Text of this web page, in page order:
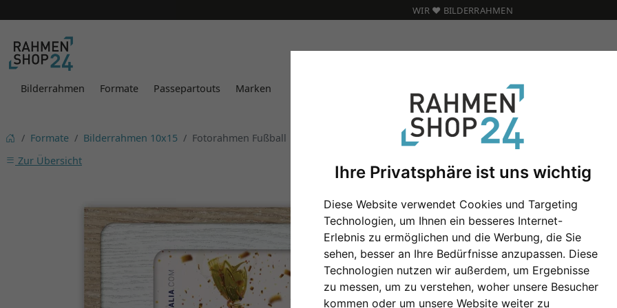
Ihre Privatsphäre ist uns wichtig
Diese Website verwendet Cookies und Targeting
Technologien, um Ihnen ein besseres Internet-
Erlebnis zu ermöglichen und die Werbung, die Sie
sehen, besser an Ihre Bedürfnisse anzupassen. Diese
Technologien nutzen wir außerdem, um Ergebnisse
zu messen, um zu verstehen, woher unsere Besucher
kommen oder um unsere Website weiter zu
WIR ❤️ BILDERRAHMEN
Bilderrahmen Formate Passepartouts Marken
Formate Bilderrahmen 10x15
Fotorahmen Fußball
Zur Übersicht
Fotorahmen
Format
Farbe